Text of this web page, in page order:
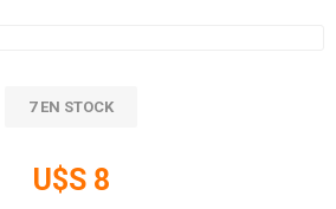
7 EN STOCK
U$S 8